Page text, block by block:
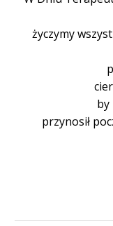
życzymy
by
przynosił